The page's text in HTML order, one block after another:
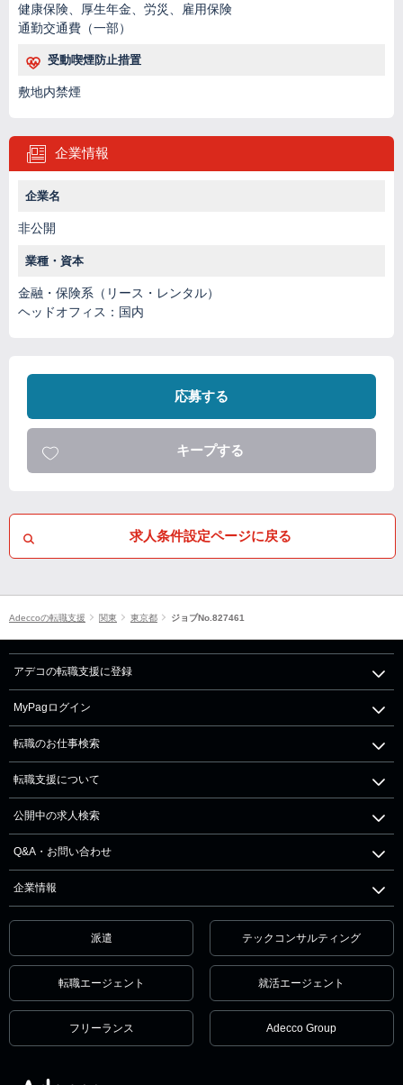
健康保険、厚生年金、労災、雇用保険
通勤交通費（一部）
受動喫煙防止措置
敷地内禁煙
企業情報
企業名
非公開
業種・資本
金融・保険系（リース・レンタル）
ヘッドオフィス：国内
応募する
キープする
求人条件設定ページに戻る
Adeccoの転職支援 関東 東京都 ジョブNo.827461
アデコの転職支援に登録
MyPagログイン
転職のお仕事検索
転職支援について
公開中の求人検索
Q&A・お問い合わせ
企業情報
派遣 テックコンサルティング
転職エージェント 就活エージェント
フリーランス Adecco Group